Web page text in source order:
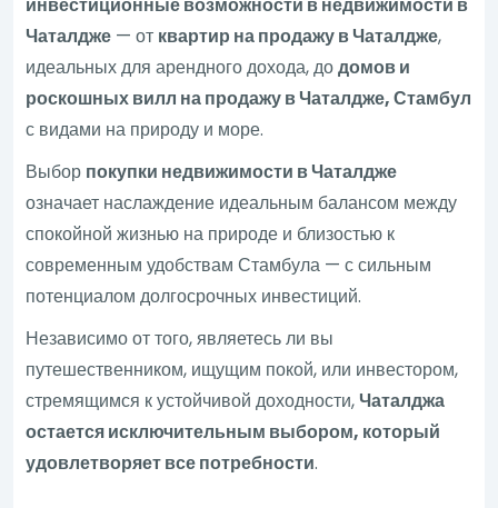
Чаталдже — от квартир на продажу в Чаталдже,
идеальных для арендного дохода, додомов и
роскошных вилл на продажу в Чаталдже, Стамбул
с видами на природу и море.
Выбор покупки недвижимости в Чаталдже
означает наслаждение идеальным балансом между
спокойной жизнью на природе и близостью к
современным удобствам Стамбула — с сильным
потенциалом долгосрочных инвестиций.
Независимо от того, являетесь ли вы
путешественником, ищущим покой, или инвестором,
стремящимся к устойчивой доходности,Чаталджа
остается исключительным выбором, который
удовлетворяет все потребности.